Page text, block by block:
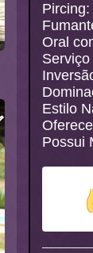
Oral
Estilo
Possui